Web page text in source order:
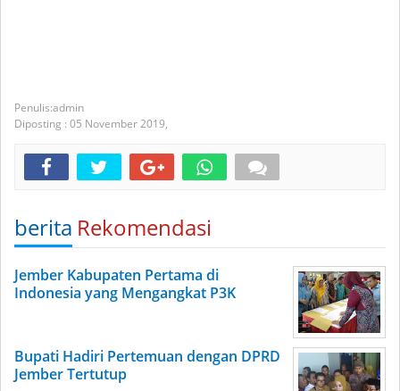
admin
Diposting : 05 November 2019,
berita Rekomendasi
Jember Kabupaten Pertama di
Indonesia yang Mengangkat P3K
Bupati Hadiri Pertemuan dengan DPRD
Jember Tertutup